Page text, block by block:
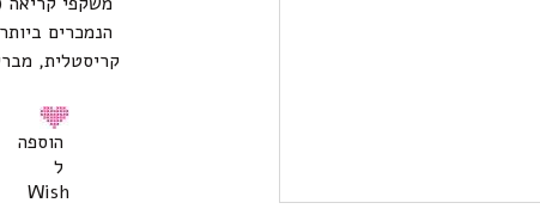
הנמכרים
קריסטלית,
הוספה
ל
Wish